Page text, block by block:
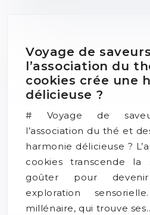
Voyage de
l’association du
cookies crée une
délicieuse ?
# Voyage de
l’association du thé et
harmonie délicieuse ?
cookies transcende
goûter pour
exploration
millénaire, qui trouve